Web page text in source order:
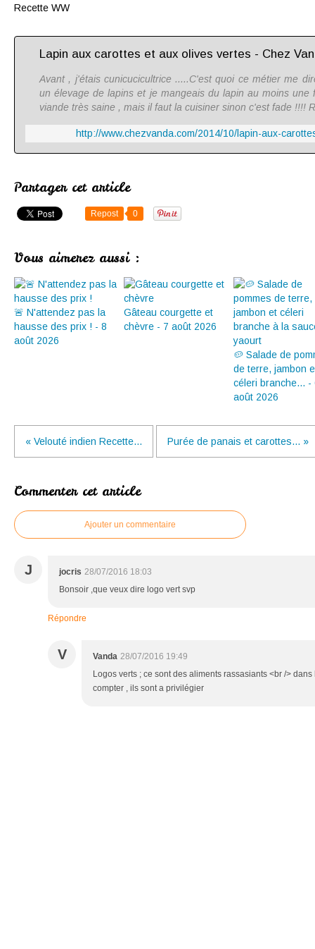
Recette WW
Lapin aux carottes et aux olives vertes - Chez
Avant , j'étais cunicucicultrice .....C'est quoi ce métier me
un élevage de lapins et je mangeais du lapin au moins une
viande très saine , mais il faut la cuisiner sinon c'est fade !!!!
http://www.chezvanda.com/2014/10/lapin-aux-
Partager cet article
Repost 0
Vous aimerez aussi :
🚨 N'attendez pas la
hausse des prix ! - 8
août 2026
Gâteau courgette et
chèvre - 7 août 2026
🥔 Salade de
de terre, jambon
céleri branche... -
août 2026
« Velouté indien Recette... Purée de panais et carottes... »
Commenter cet article
Ajouter un commentaire
J jocris 28/07/2016 18:03
Bonsoir ,que veux dire logo vert svp
Répondre
V Vanda 28/07/2016 19:49
Logos verts ; ce sont des aliments rassasiants <br />
compter , ils sont a privilégier